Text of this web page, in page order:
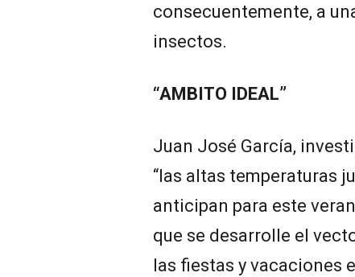
consecuentemente, a
insectos.
“AMBITO IDEAL”
Juan José García,
“las altas temperaturas
anticipan para este
que se desarrolle el
las fiestas y vacaciones